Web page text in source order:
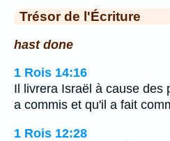
Trésor de l'Écriture
hast done
1 Rois 14:16
Il livrera Israël à cause des
a commis et qu'il a fait
1 Rois 12:28